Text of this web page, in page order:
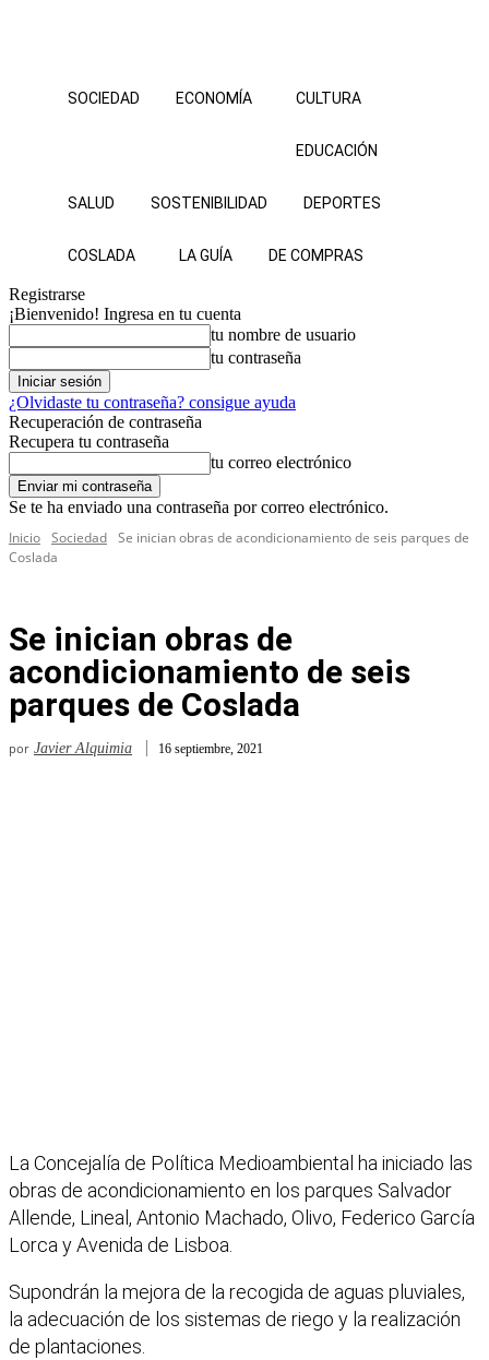
SOCIEDAD ECONOMÍA CULTURA
EDUCACIÓN
SALUD SOSTENIBILIDAD DEPORTES
COSLADA LA GUÍA DE COMPRAS
Registrarse
¡Bienvenido! Ingresa en tu cuenta
tu nombre de usuario
tu contraseña
¿Olvidaste tu contraseña? consigue ayuda
Recuperación de contraseña
Recupera tu contraseña
tu correo electrónico
Se te ha enviado una contraseña por correo electrónico.
Inicio Sociedad Se inician obras de acondicionamiento de seis parques de
Coslada
Se inician obras de
acondicionamiento de seis
parques de Coslada
por Javier Alquimia 16 septiembre, 2021
La Concejalía de Política Medioambiental ha iniciado las
obras de acondicionamiento en los parques Salvador
Allende, Lineal, Antonio Machado, Olivo, Federico García
Lorca y Avenida de Lisboa.
Supondrán la mejora de la recogida de aguas pluviales,
la adecuación de los sistemas de riego y la realización
de plantaciones.